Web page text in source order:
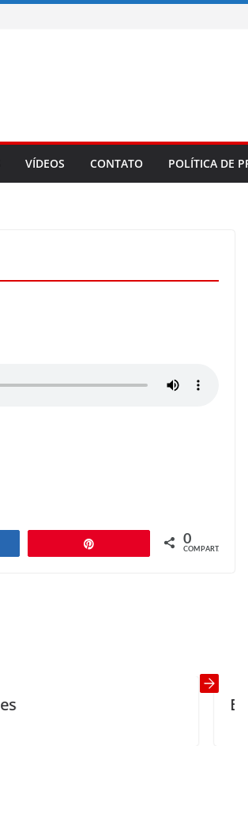
VÍDEOS CONTATO POLÍTICA DE
0
COMPART.
Best Way to